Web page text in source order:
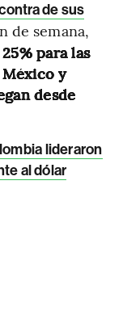
de sus
de semana,
para las
y
desde
lideraron
al dólar